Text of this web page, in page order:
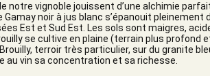
notre vignoble jouissent d’une alchimie
Gamay noir à jus blanc s’épanouit
Est et Sud Est. Les sols sont maigres,
se cultive en plaine (terrain plus profond
terroir très particulier, sur du granite
au vin sa concentration et sa richesse.